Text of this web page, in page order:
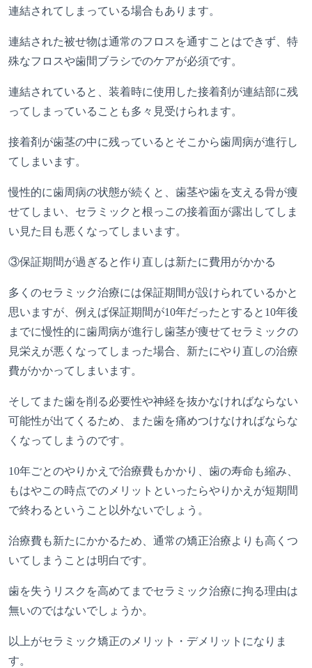
連結されてしまっている場合もあります。
連結された被せ物は通常のフロスを通すことはできず、特
殊なフロスや歯間ブラシでのケアが必須です。
連結されていると、装着時に使用した接着剤が連結部に残
ってしまっていることも多々見受けられます。
接着剤が歯茎の中に残っているとそこから歯周病が進行し
てしまいます。
慢性的に歯周病の状態が続くと、歯茎や歯を支える骨が痩
せてしまい、セラミックと根っこの接着面が露出してしま
い見た目も悪くなってしまいます。
③保証期間が過ぎると作り直しは新たに費用がかかる
多くのセラミック治療には保証期間が設けられているかと
思いますが、例えば保証期間が10年だったとすると 10年後
までに慢性的に歯周病が進行し歯茎が痩せてセラミックの
見栄えが悪くなってしまった場合、新たにやり直しの治療
費がかかってしまいます。
そしてまた歯を削る必要性や神経を抜かなければならない
可能性が出てくるため、また歯を痛めつけなければならな
くなってしまうのです。
10年ごとのやりかえで治療費もかかり、歯の寿命も縮み、
もはやこの時点でのメリットといったらやりかえが短期間
で終わるということ以外ないでしょう。
治療費も新たにかかるため、通常の矯正治療よりも高くつ
いてしまうことは明白です。
歯を失うリスクを高めてまでセラミック治療に拘る理由は
無いのではないでしょうか。
以上がセラミック矯正のメリット・デメリットになりま
す。